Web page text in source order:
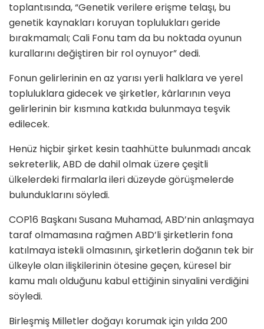
toplantısında, “Genetik verilere erişme telaşı, bu
genetik kaynakları koruyan toplulukları geride
bırakmamalı; Cali Fonu tam da bu noktada oyunun
kurallarını değiştiren bir rol oynuyor” dedi.
Fonun gelirlerinin en az yarısı yerli halklara ve yerel
topluluklara gidecek ve şirketler, kârlarının veya
gelirlerinin bir kısmına katkıda bulunmaya teşvik
edilecek.
Henüz hiçbir şirket kesin taahhütte bulunmadı ancak
sekreterlik, ABD de dahil olmak üzere çeşitli
ülkelerdeki firmalarla ileri düzeyde görüşmelerde
bulunduklarını söyledi.
COP16 Başkanı Susana Muhamad, ABD’nin anlaşmaya
taraf olmamasına rağmen ABD’li şirketlerin fona
katılmaya istekli olmasının, şirketlerin doğanın tek bir
ülkeyle olan ilişkilerinin ötesine geçen, küresel bir
kamu malı olduğunu kabul ettiğinin sinyalini verdiğini
söyledi.
Birleşmiş Milletler doğayı korumak için yılda 200